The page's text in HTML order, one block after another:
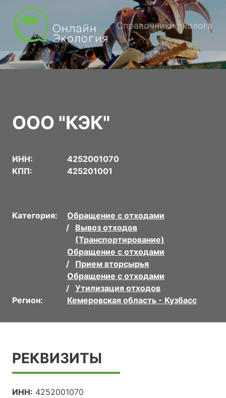
Справочники эколога
ООО "КЭК"
ИНН:
4252001070
КПП:
425201001
Категория:
Обращение с отходами
Вывоз отходов
(Транспортирование)
Обращение с отходами
Прием вторсырья
Обращение с отходами
Утилизация отходов
Регион:
Кемеровская область - Кузбасс
РЕКВИЗИТЫ
ИНН: 4252001070